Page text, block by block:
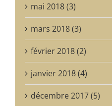
mai 2018 (3)
mars 2018 (3)
février 2018 (2)
janvier 2018 (4)
décembre 2017 (5)